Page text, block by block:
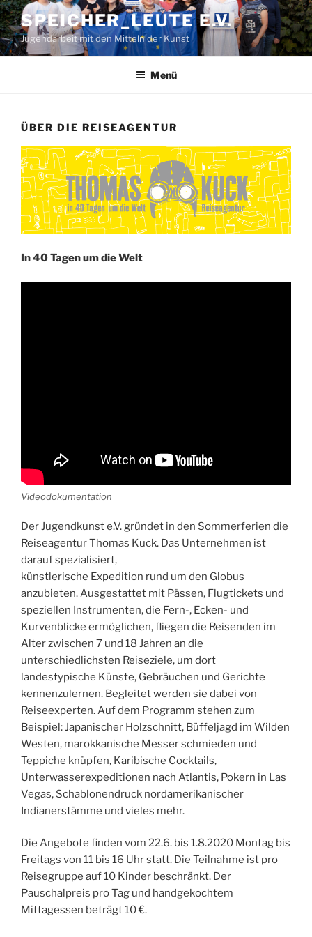
Zum
Inhalt
springen
SPEICHER_LEUTE E.V.
Jugendarbeit mit den Mitteln der Kunst
Menü
ÜBER DIE REISEAGENTUR
In 40 Tagen um die Welt
Videodokumentation
Der Jugendkunst e.V. gründet in den Sommerferien die
Reiseagentur Thomas Kuck. Das Unternehmen ist
darauf spezialisiert,
künstlerische Expedition rund um den Globus
anzubieten. Ausgestattet mit Pässen, Flugtickets und
speziellen Instrumenten, die Fern-, Ecken- und
Kurvenblicke ermöglichen, fliegen die Reisenden im
Alter zwischen 7 und 18 Jahren an die
unterschiedlichsten Reiseziele, um dort
landestypische Künste, Gebräuchen und Gerichte
kennenzulernen. Begleitet werden sie dabei von
Reiseexperten. Auf dem Programm stehen zum
Beispiel: Japanischer Holzschnitt, Büffeljagd im Wilden
Westen, marokkanische Messer schmieden und
Teppiche knüpfen, Karibische Cocktails,
Unterwasserexpeditionen nach Atlantis, Pokern in Las
Vegas, Schablonendruck nordamerikanischer
Indianerstämme und vieles mehr.
Die Angebote finden vom 22.6. bis 1.8.2020 Montag bis
Freitags von 11 bis 16 Uhr statt. Die Teilnahme ist pro
Reisegruppe auf 10 Kinder beschränkt. Der
Pauschalpreis pro Tag und handgekochtem
Mittagessen beträgt 10 €.